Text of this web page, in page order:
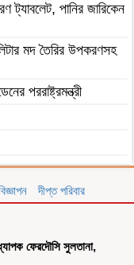
দাবিতে
ছড়ানোর অভিযোগে
গ্রেফতার
কে সংবর্ধনা
আদিবাসীদের দূর্গম
গ্রেফতার, ভ্রাম্যমাণ
ট্যাবলেট, পানির জারিকেন
মদ তৈরির উপকরণসহ
পররাষ্ট্রমন্ত্রী
চাপে এক স্বর্ণ ব্যবসায়ীর
৭ হাজার টাকা
দীপ্ত পরিবার
ফেরদৌসি সুলতানা,